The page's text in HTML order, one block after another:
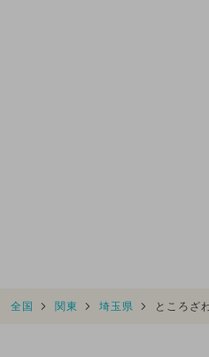
全国 関東 埼玉県 ところざ